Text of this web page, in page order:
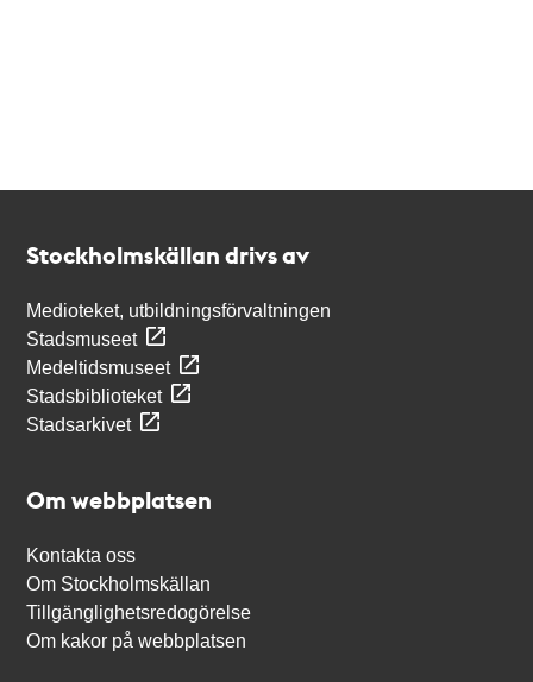
Stockholmskällan drivs av
Medioteket, utbildningsförvaltningen
Stadsmuseet
Medeltidsmuseet
Stadsbiblioteket
Stadsarkivet
Om webbplatsen
Kontakta oss
Om Stockholmskällan
Tillgänglighetsredogörelse
Om kakor på webbplatsen